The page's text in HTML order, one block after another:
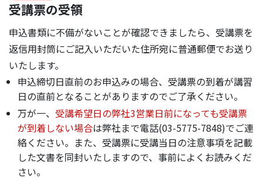
受講票の受領
申込書類に不備がないことが確認できましたら、受講票を
返信用封筒にご記入いただいた住所宛に普通郵便でお送り
いたします。
申込締切日直前のお申込みの場合、受講票の到着が講習
日の直前となることがありますのでご了承ください。
万が一、 受講希望日の弊社3営業日前になっても受講票
が到着しない場合は弊社まで電話(03-5775-7848)でご連
絡ください。また、受講票に受講当日の注意事項を記載
した文書を同封いたしますので、事前によくお読みくだ
さい。